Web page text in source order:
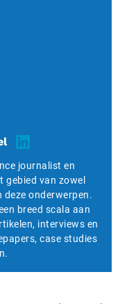
journalist en
gebied van zowel
onderwerpen.
breed scala aan
interviews en
case studies